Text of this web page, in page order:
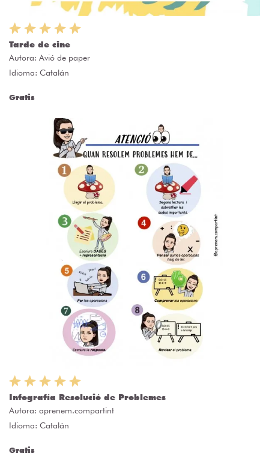
Tarde de cine
Autora: Avió de paper
Idioma: Catalán
Gratis
Infografía Resolució de Problemes
Autora: aprenem.compartint
Idioma: Catalán
Gratis